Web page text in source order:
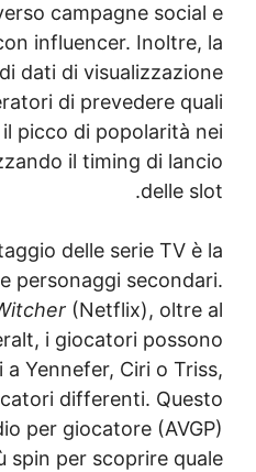
attraverso campagne
con influencer.
di dati di
operatori di prevedere
il picco di
ottimizzando il timing di
delle
vantaggio delle serie
personaggi
The Witcher(Netflix),
Geralt, i giocatori
legati a Yennefer, Ciri o
differenti.
medio per giocatore
più spin per scoprire